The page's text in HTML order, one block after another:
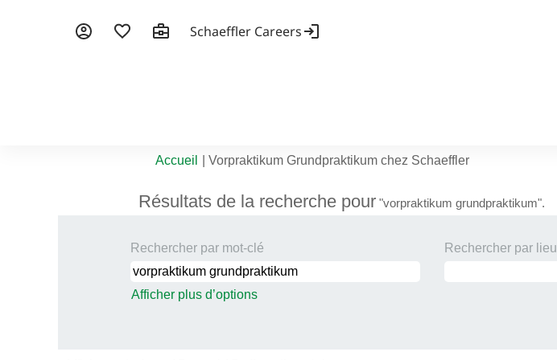
Accueil Vorpraktikum Grundpraktikum chez Schaeffler(page actuelle)
Résultats de la recherche pour "vorpraktikum grundpraktikum".
Rechercher par mot-clé Rechercher par lieu
Afficher plus d’options